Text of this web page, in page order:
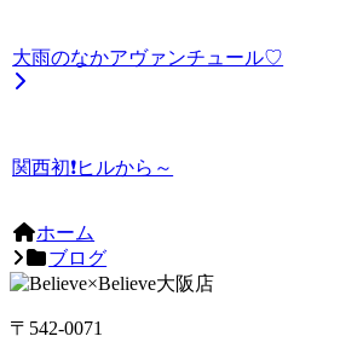
大雨のなかアヴァンチュール♡
関西初❗ヒルから～
ホーム
ブログ
〒542-0071